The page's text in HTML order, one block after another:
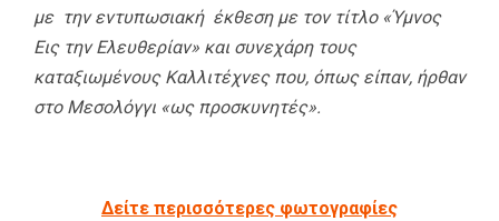
με την εντυπωσιακή έκθεση με τον τίτλο «Ύμνος
Εις την Ελευθερίαν» και συνεχάρη τους
καταξιωμένους Καλλιτέχνες που, όπως είπαν, ήρθαν
στο Μεσολόγγι «ως προσκυνητές».
Δείτε περισσότερες φωτογραφίες